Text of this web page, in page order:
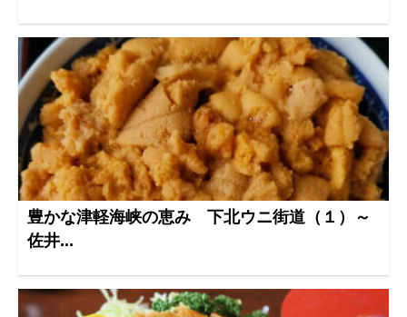
豊かな津軽海峡の恵み 下北ウニ街道（１）～
佐井...